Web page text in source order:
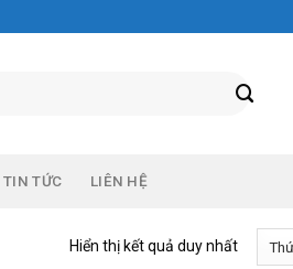
TIN TỨC LIÊN HỆ
Hiển thị kết quả duy nhất